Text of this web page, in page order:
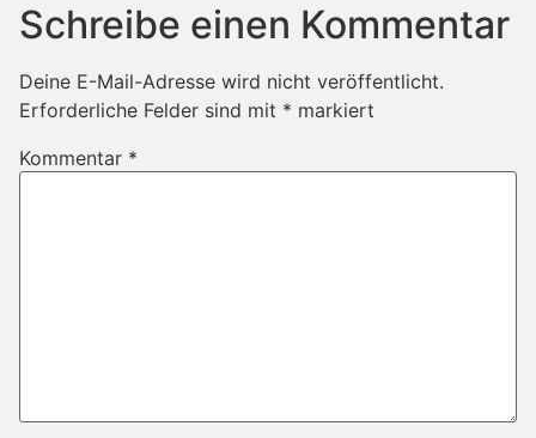
Schreibe einen Kommentar
Deine E-Mail-Adresse wird nicht veröffentlicht.
Erforderliche Felder sind mit * markiert
Kommentar *